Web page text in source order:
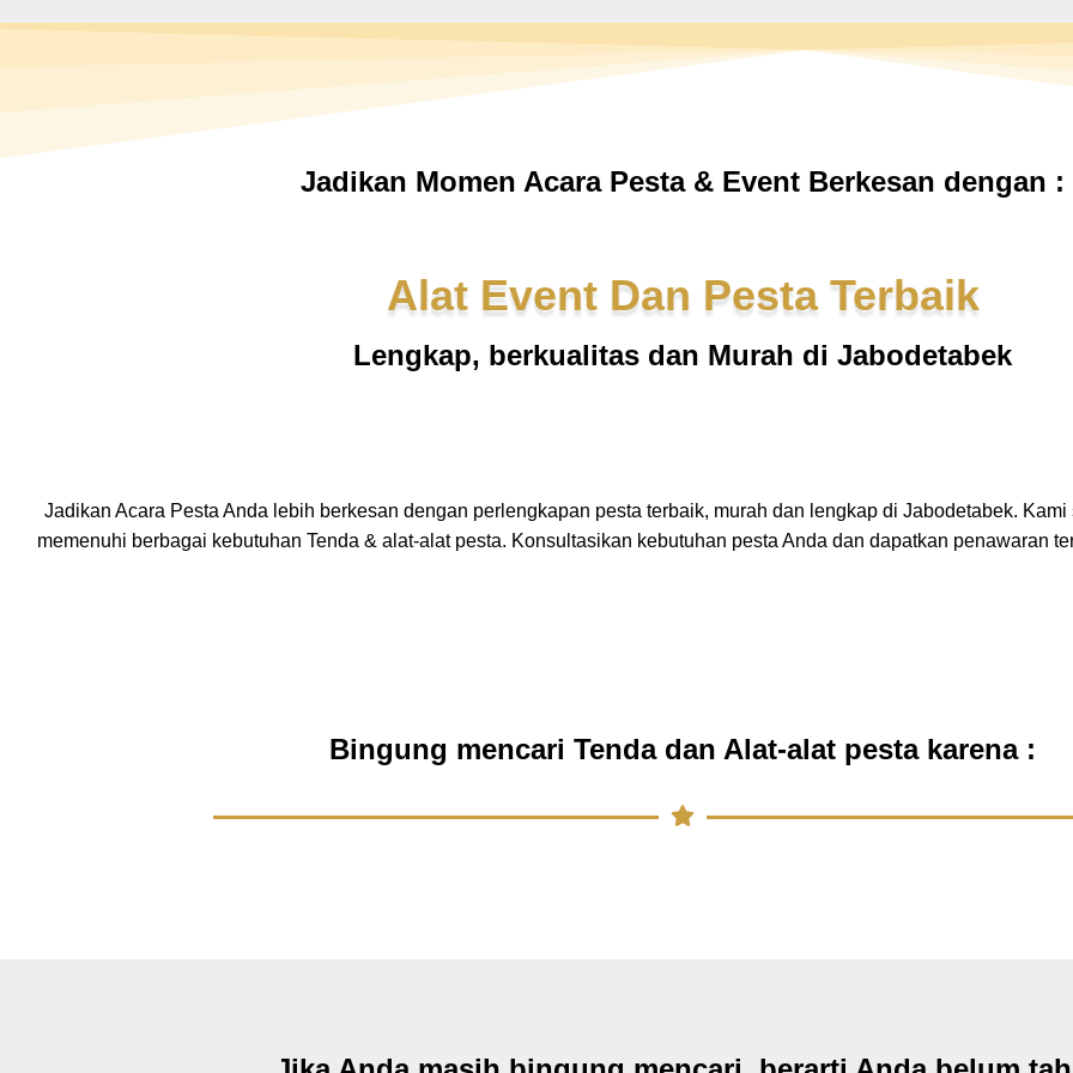
Jadikan Momen Acara Pesta & Event Berkesan dengan :
Alat Event Dan Pesta Terbaik
Lengkap, berkualitas dan Murah di Jabodetabek
Jadikan Acara Pesta Anda lebih berkesan dengan perlengkapan pesta terbaik, murah dan lengkap di Jabodetabek.
memenuhi berbagai kebutuhan Tenda & alat-alat pesta. Konsultasikan kebutuhan pesta Anda dan dapatkan penawaran
Bingung mencari Tenda dan Alat-alat pesta karena :